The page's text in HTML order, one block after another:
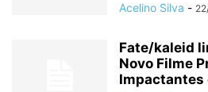
Acelino Silva -
Fate/kaleid
Novo Filme
Impactantes